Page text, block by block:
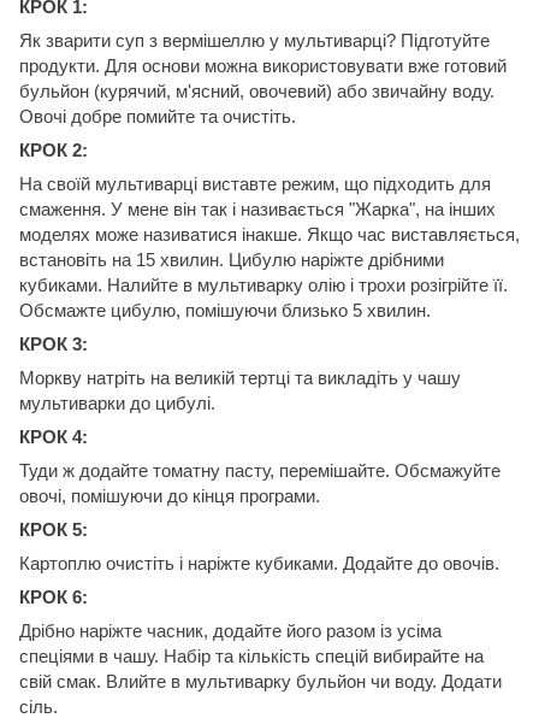
КРОК 1:
Як зварити суп з вермішеллю у мультиварці? Підготуйте
продукти. Для основи можна використовувати вже готовий
бульйон (курячий, м'ясний, овочевий) або звичайну воду.
Овочі добре помийте та очистіть.
КРОК 2:
На своїй мультиварці виставте режим, що підходить для
смаження. У мене він так і називається "Жарка", на інших
моделях може називатися інакше. Якщо час виставляється,
встановіть на 15 хвилин. Цибулю наріжте дрібними
кубиками. Налийте в мультиварку олію і трохи розігрійте її.
Обсмажте цибулю, помішуючи близько 5 хвилин.
КРОК 3:
Моркву натріть на великій тертці та викладіть у чашу
мультиварки до цибулі.
КРОК 4:
Туди ж додайте томатну пасту, перемішайте. Обсмажуйте
овочі, помішуючи до кінця програми.
КРОК 5:
Картоплю очистіть і наріжте кубиками. Додайте до овочів.
КРОК 6:
Дрібно наріжте часник, додайте його разом із усіма
спеціями в чашу. Набір та кількість спецій вибирайте на
свій смак. Влийте в мультиварку бульйон чи воду. Додати
сіль.